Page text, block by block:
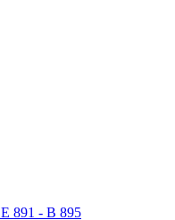
891 - B 895